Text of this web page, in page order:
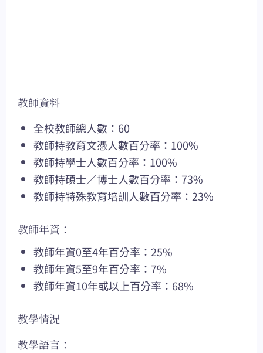
教師資料
全校教師總人數：60
教師持教育文憑人數百分率：100%
教師持學士人數百分率：100%
教師持碩士／博士人數百分率：73%
教師持特殊教育培訓人數百分率：23%
教師年資：
教師年資0至4年百分率：25%
教師年資5至9年百分率：7%
教師年資10年或以上百分率：68%
教學情況
教學語言：